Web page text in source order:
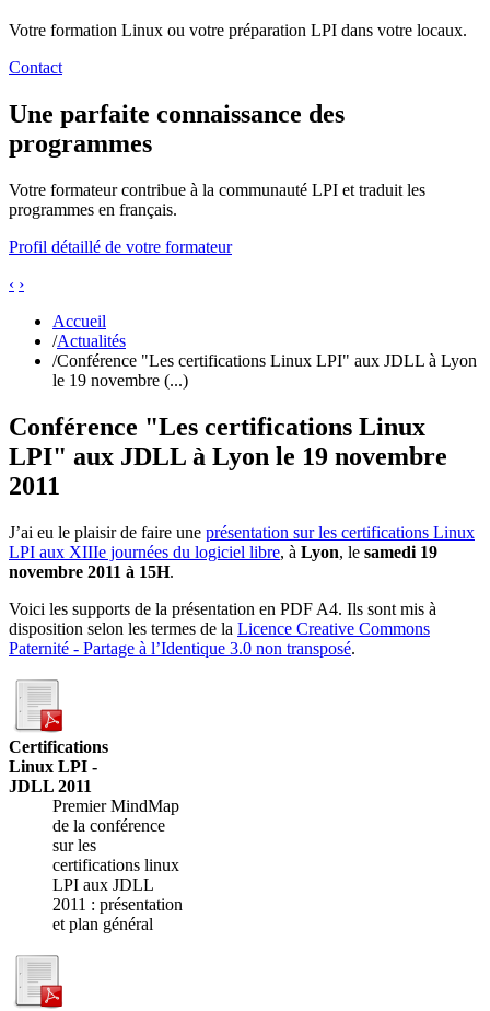
Votre formation Linux ou votre préparation LPI dans votre locaux.
Contact
Une parfaite connaissance des
programmes
Votre formateur contribue à la communauté LPI et traduit les
programmes en français.
Profil détaillé de votre formateur
‹ ›
Accueil
/Actualités
/Conférence "Les certifications Linux LPI" aux JDLL à Lyon
le 19 novembre (...)
Conférence "Les certifications Linux
LPI" aux JDLL à Lyon le 19 novembre
2011
J’ai eu le plaisir de faire une présentation sur les certifications Linux
LPI aux XIIIe journées du logiciel libre, à Lyon, le samedi 19
novembre 2011 à 15H.
Voici les supports de la présentation en PDF A4. Ils sont mis à
disposition selon les termes de la Licence Creative Commons
Paternité - Partage à l’Identique 3.0 non transposé.
Certifications
Linux LPI -
JDLL 2011
Premier MindMap
de la conférence
sur les
certifications linux
LPI aux JDLL
2011 : présentation
et plan général